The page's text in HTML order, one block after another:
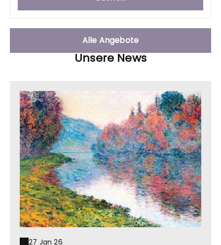
Alle Angebote
Unsere News
27 Jan 26